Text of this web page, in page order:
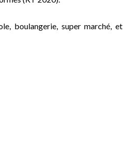
boulangerie, super marché, et